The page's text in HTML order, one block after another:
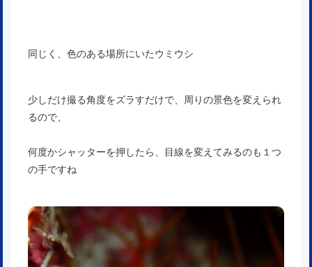
同じく、色のある場所にいたウミウシ
少しだけ撮る角度をズラすだけで、周りの景色を変えられ
るので、
何度かシャッターを押したら、目線を変えてみるのも１つ
の手ですね